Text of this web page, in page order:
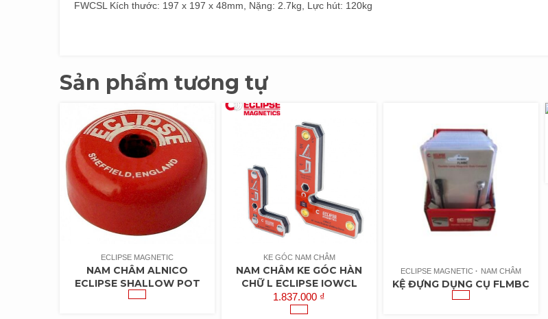
FWCSL Kích thước: 197 x 197 x 48mm, Nặng: 2.7kg, Lực hút: 120kg
Sản phẩm tương tự
ECLIPSE MAGNETIC
NAM CHÂM ALNICO
ECLIPSE SHALLOW POT
KE GÓC NAM CHÂM
NAM CHÂM KE GÓC HÀN
CHỮ L ECLIPSE IOWCL
1.837.000 ₫
ECLIPSE MAGNETIC NAM CHÂM
KỆ ĐỰNG DỤNG CỤ FLMBC